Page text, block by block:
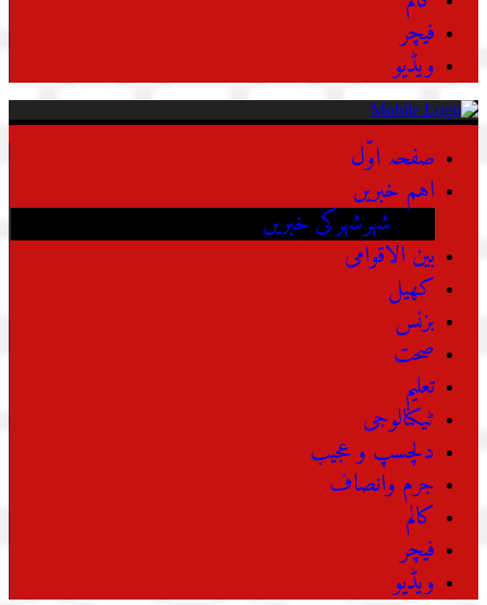
فیچر
ویڈیو
صفحہ اوّل
اہم خبریں
شہرشہرکی خبریں
بین الاقوامی
کھیل
بزنس
صحت
تعلیم
ٹیکنالوجی
دلچسپ و عجیب
جرم وانصاف
کالم
فیچر
ویڈیو